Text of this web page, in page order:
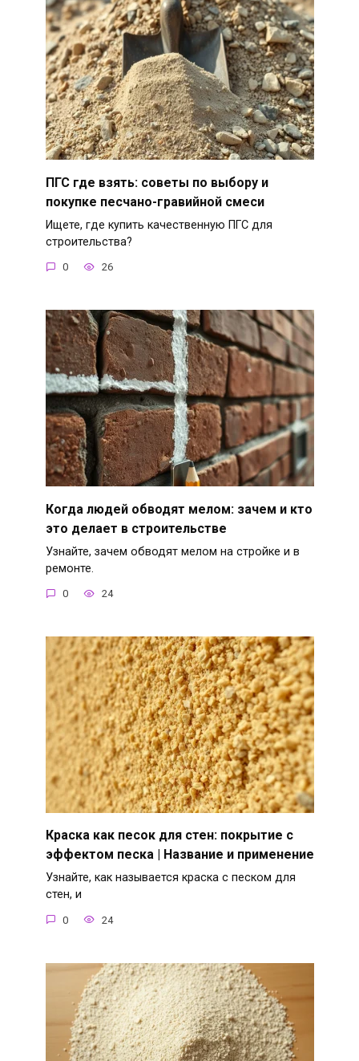
ПГС где взять: советы по выбору и
покупке песчано-гравийной смеси
Ищете, где купить качественную ПГС для
строительства?
0 26
Когда людей обводят мелом: зачем и кто
это делает в строительстве
Узнайте, зачем обводят мелом на стройке и в
ремонте.
0 24
Краска как песок для стен: покрытие с
эффектом песка | Название и применение
Узнайте, как называется краска с песком для
стен, и
0 24